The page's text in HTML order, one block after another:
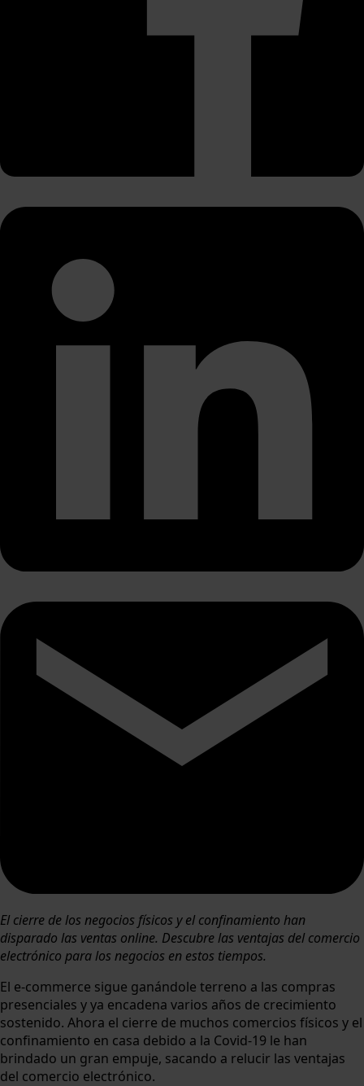
El cierre de los negocios físicos y el confinamiento han
disparado las ventas online. Descubre las ventajas del comercio
electrónico para los negocios en estos tiempos.
El e-commerce sigue ganándole terreno a las compras
presenciales y ya encadena varios años de crecimiento
sostenido. Ahora el cierre de muchos comercios físicos y el
confinamiento en casa debido a la Covid-19 le han
brindado un gran empuje, sacando a relucir las ventajas
del comercio electrónico.